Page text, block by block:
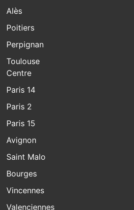
Alès
Poitiers
Perpignan
Toulouse
Centre
Paris 14
Paris 2
Paris 15
Avignon
Saint Malo
Bourges
Vincennes
Valenciennes